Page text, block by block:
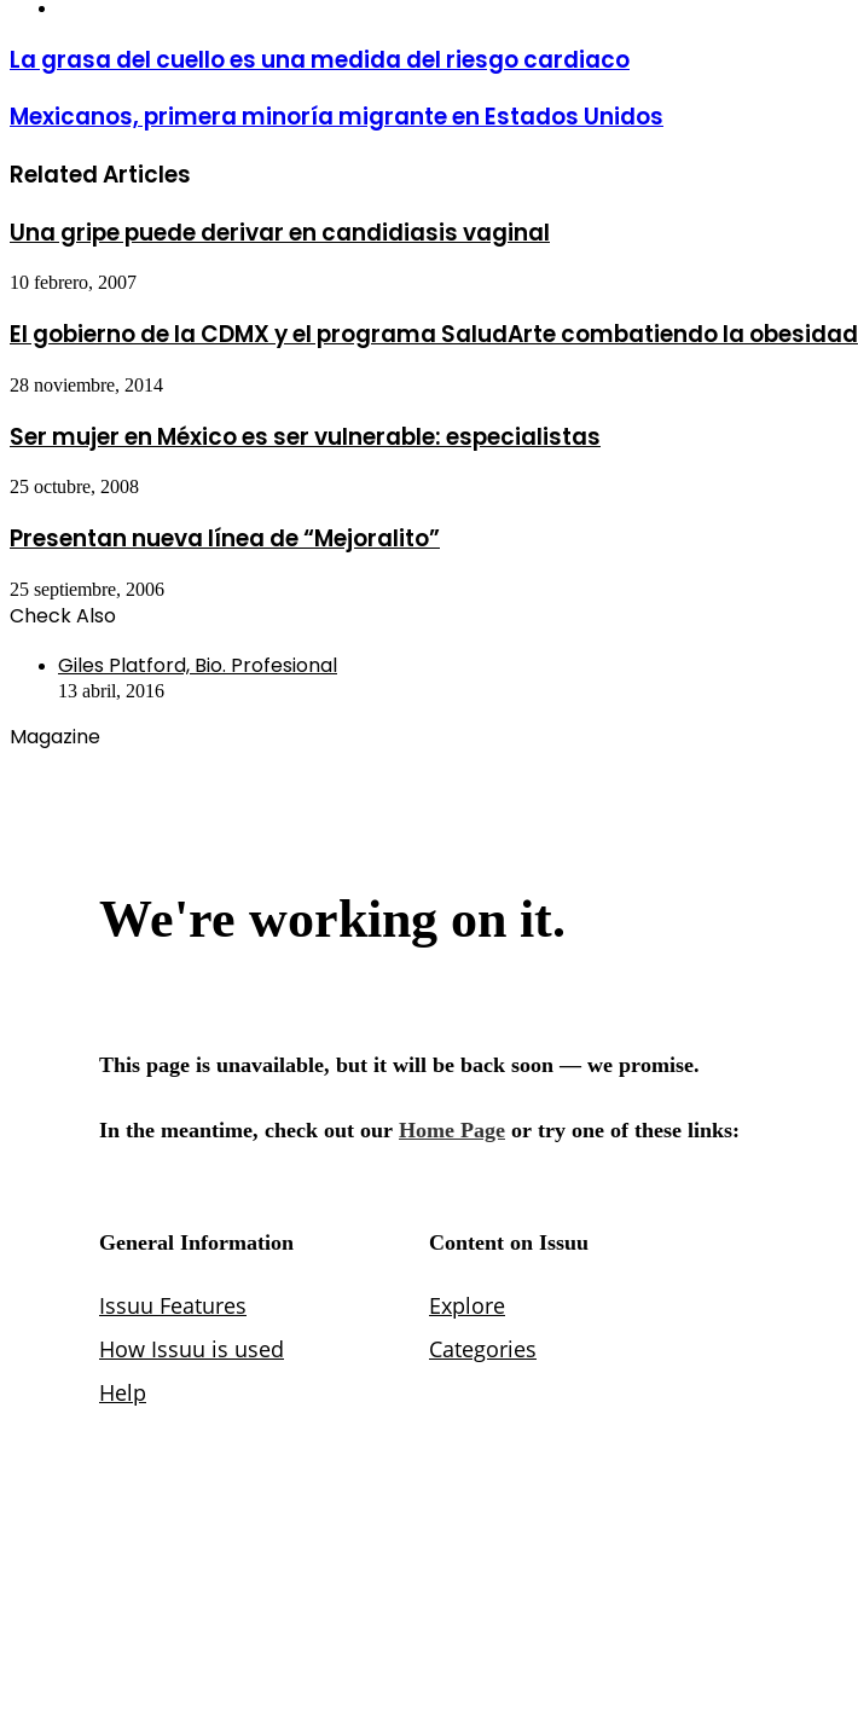
La grasa del cuello es una medida del riesgo cardiaco
Mexicanos, primera minoría migrante en Estados Unidos
Related Articles
Una gripe puede derivar en candidiasis vaginal
10 febrero, 2007
El gobierno de la CDMX y el programa SaludArte combatiendo la obesidad
28 noviembre, 2014
Ser mujer en México es ser vulnerable: especialistas
25 octubre, 2008
Presentan nueva línea de “Mejoralito”
25 septiembre, 2006
Check Also
Giles Platford, Bio. Profesional
13 abril, 2016
Magazine